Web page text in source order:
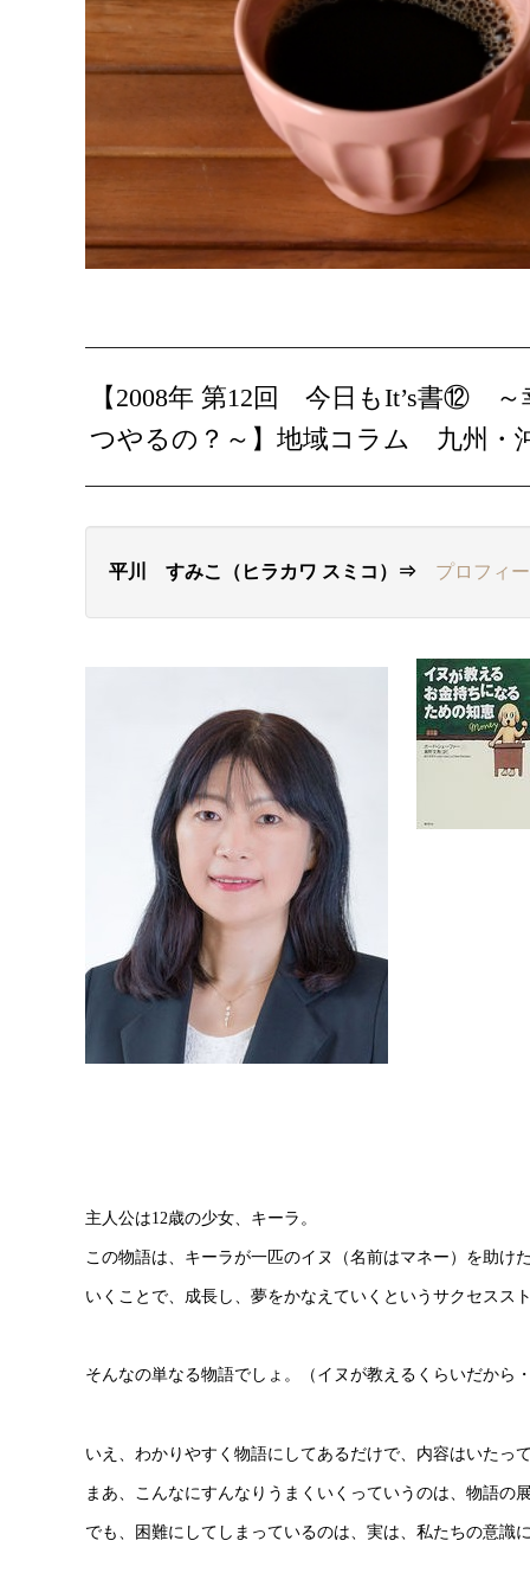
【2008年 第12回 今日もIt’s書⑫
つやるの？～】地域コラム 九州・
平川 すみこ（ヒラカワ スミコ）⇒ プロフィ
主人公は12歳の少女、キーラ。
この物語は、キーラが一匹のイヌ（名前はマネー）を助
いくことで、成長し、夢をかなえていくというサクセスス
そんなの単なる物語でしょ。（イヌが教えるくらいだから
いえ、わかりやすく物語にしてあるだけで、内容はいたっ
まあ、こんなにすんなりうまくいくっていうのは、物語
でも、困難にしてしまっているのは、実は、私たちの意識